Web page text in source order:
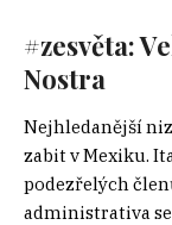
#zesvěta:
Nostra
Nejhledanější
zabit v Mexiku.
podezřelých
administrativa